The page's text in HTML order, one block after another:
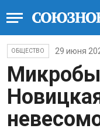
ОБЩЕСТВО 29 июня